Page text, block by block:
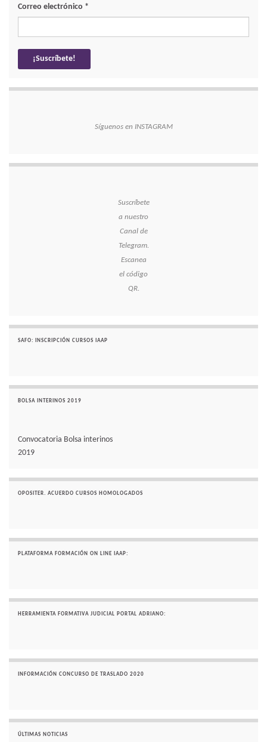
Correo electrónico *
Síguenos en INSTAGRAM
Suscríbete
a nuestro
Canal de
Telegram.
Escanea
el código
QR.
SAFO: INSCRIPCIÓN CURSOS IAAP
BOLSA INTERINOS 2019
Convocatoria Bolsa interinos
2019
OPOSITER. ACUERDO CURSOS HOMOLOGADOS
PLATAFORMA FORMACIÓN ON LINE IAAP:
HERRAMIENTA FORMATIVA JUDICIAL PORTAL ADRIANO:
INFORMACIÓN CONCURSO DE TRASLADO 2020
ÚLTIMAS NOTICIAS